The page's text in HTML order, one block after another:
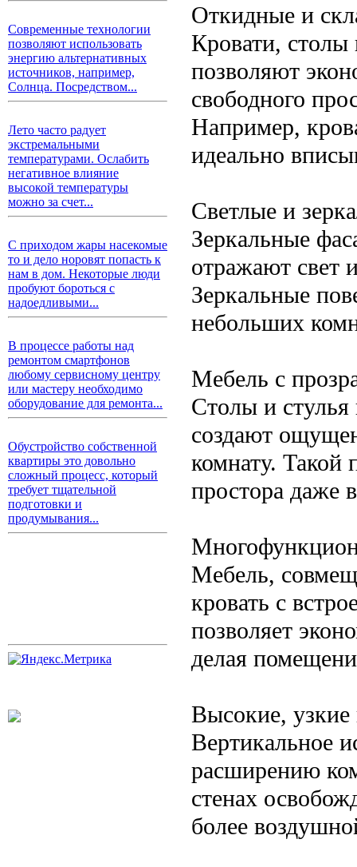
Современные технологии
позволяют использовать
энергию альтернативных
источников, например,
Солнца. Посредством...
Лето часто радует
экстремальными
температурами. Ослабить
негативное влияние
высокой температуры
можно за счет...
С приходом жары насекомые
то и дело норовят попасть к
нам в дом. Некоторые люди
пробуют бороться с
надоедливыми...
В процессе работы над
ремонтом смартфонов
любому сервисному центру
или мастеру необходимо
оборудование для ремонта...
Обустройство собственной
квартиры это довольно
сложный процесс, который
требует тщательной
подготовки и
продумывания...
Откидные и
Кровати, столы
позволяют
свободного
Например,
идеально
Светлые и
Зеркальные
отражают свет
Зеркальные
небольших
Мебель с
Столы и стулья
создают
комнату. Такой
простора даже
Мебель,
кровать с
позволяет
делая
Высокие,
Вертикальное
расширению
стенах
более